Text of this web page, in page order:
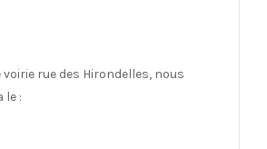
rue des Hirondelles, nous
le :